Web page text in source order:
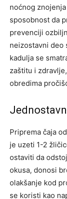
noćnog
sposobnost da
prevenciji
neizostavni deo
kadulja se
zaštitu i
obredima
Priprema čaja
je uzeti 1-2
ostaviti da
okusa, donosi
olakšanje kod
se koristi kao